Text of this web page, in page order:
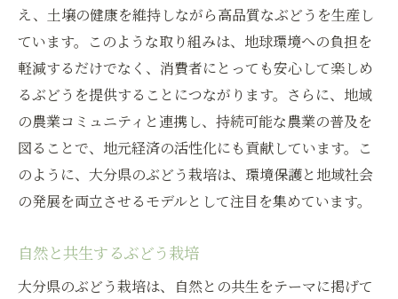
え、土壌の健康を維持しながら高品質なぶどうを生産し
ています。このような取り組みは、地球環境への負担を
軽減するだけでなく、消費者にとっても安心して楽しめ
るぶどうを提供することにつながります。さらに、地域
の農業コミュニティと連携し、持続可能な農業の普及を
図ることで、地元経済の活性化にも貢献しています。こ
のように、大分県のぶどう栽培は、環境保護と地域社会
の発展を両立させるモデルとして注目を集めています。
自然と共生するぶどう栽培
大分県のぶどう栽培は、自然との共生をテーマに掲げて